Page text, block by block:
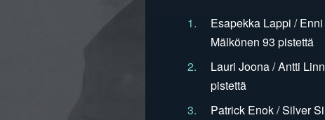
1.
Esapekka Lappi / Enni
Mälkönen 93 pistettä
2.
Lauri Joona / Antti
pistettä
3.
Patrick Enok / Silver